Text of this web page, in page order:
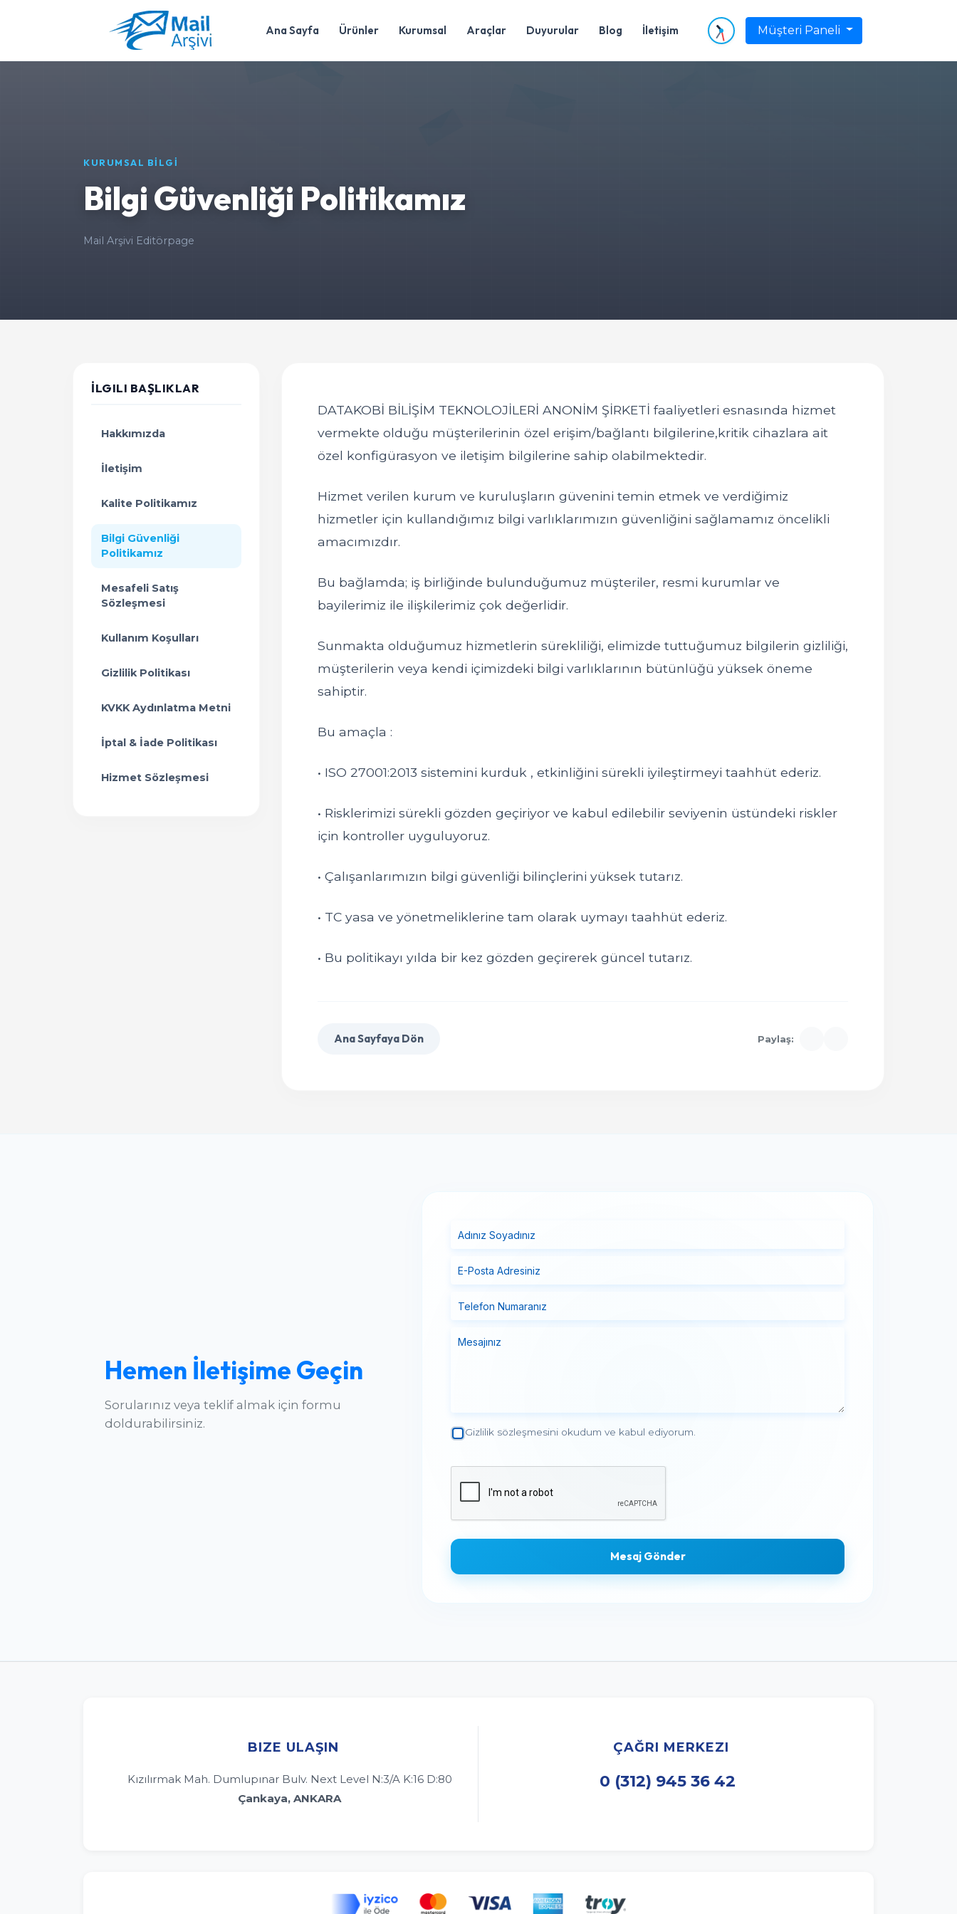
Ana Sayfa Ürünler Kurumsal Araçlar Duyurular Blog İletişim Müşteri Paneli
KURUMSAL BİLGİ
Bilgi Güvenliği Politikamız
Mail Arşivi Editörpage
İLGILI BAŞLIKLAR
Hakkımızda
İletişim
Kalite Politikamız
Bilgi Güvenliği
Politikamız
Mesafeli Satış
Sözleşmesi
Kullanım Koşulları
Gizlilik Politikası
KVKK Aydınlatma Metni
İptal & İade Politikası
Hizmet Sözleşmesi
DATAKOBİ BİLİŞİM TEKNOLOJİLERİ ANONİM ŞİRKETİ faaliyetleri esnasında hizmet
vermekte olduğu müşterilerinin özel erişim/bağlantı bilgilerine,kritik cihazlara ait
özel konfigürasyon ve iletişim bilgilerine sahip olabilmektedir.
Hizmet verilen kurum ve kuruluşların güvenini temin etmek ve verdiğimiz
hizmetler için kullandığımız bilgi varlıklarımızın güvenliğini sağlamamız öncelikli
amacımızdır.
Bu bağlamda; iş birliğinde bulunduğumuz müşteriler, resmi kurumlar ve
bayilerimiz ile ilişkilerimiz çok değerlidir.
Sunmakta olduğumuz hizmetlerin sürekliliği, elimizde tuttuğumuz bilgilerin gizliliği,
müşterilerin veya kendi içimizdeki bilgi varlıklarının bütünlüğü yüksek öneme
sahiptir.
Bu amaçla :
• ISO 27001:2013 sistemini kurduk , etkinliğini sürekli iyileştirmeyi taahhüt ederiz.
• Risklerimizi sürekli gözden geçiriyor ve kabul edilebilir seviyenin üstündeki riskler
için kontroller uyguluyoruz.
• Çalışanlarımızın bilgi güvenliği bilinçlerini yüksek tutarız.
• TC yasa ve yönetmeliklerine tam olarak uymayı taahhüt ederiz.
• Bu politikayı yılda bir kez gözden geçirerek güncel tutarız.
Ana Sayfaya Dön Paylaş:
Hemen İletişime Geçin
Sorularınız veya teklif almak için formu
doldurabilirsiniz.
Gizlilik sözleşmesini okudum ve kabul ediyorum.
Mesaj Gönder
BIZE ULAŞIN
Kızılırmak Mah. Dumlupınar Bulv. Next Level N:3/A K:16 D:80
Çankaya, ANKARA
ÇAĞRI MERKEZI
0 (312) 945 36 42